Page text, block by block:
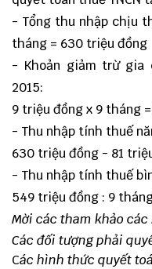
- Tổng thu nhập chịu
tháng = 630 triệu đồng
- Khoản giảm trừ gia
2015:
9 triệu đồng x 9 tháng
- Thu nhập tính thuế
630 triệu đồng - 81
- Thu nhập tính thuế
549 triệu đồng : 9
Mời các tham khảo
Các đối tượng phải
Các hình thức quyết